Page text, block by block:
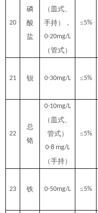
20
磷
酸
盐
（皿式、
手持），
0-20mg/L
（管式）
≤5%
21 钡 0-30mg/L ≤5%
22
总
铬
0-10mg/L
（皿式、
管式）
0-8 mg/L
（手持）
≤5%
23 铁 0-50mg/L ≤5%